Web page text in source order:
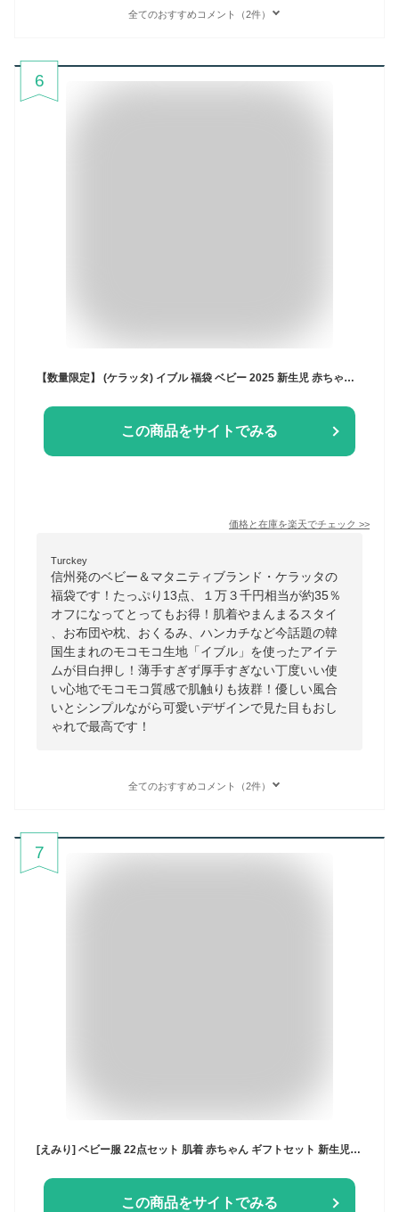
全てのおすすめコメント（2件）
6
【数量限定】 (ケラッタ) イブル 福袋 ベビー 2025 新生児 赤ちゃん 豪華13点セット クーポン付き 出産準備 抱っこ布団 ガーゼ おくるみ 沐浴ガーゼ 沐浴布 ハンカチ 肌着 ベビー枕 スタイ お食事エプロン オリジナル巾着袋 コットン100％
この商品をサイトでみる
価格と在庫を楽天でチェック >>
Turckey
信州発のベビー＆マタニティブランド・ケラッタの
福袋です！たっぷり13点、１万３千円相当が約35％
オフになってとってもお得！肌着やまんまるスタイ
、お布団や枕、おくるみ、ハンカチなど今話題の韓
国生まれのモコモコ生地「イブル」を使ったアイテ
ムが目白押し！薄手すぎず厚手すぎない丁度いい使
い心地でモコモコ質感で肌触りも抜群！優しい風合
いとシンプルながら可愛いデザインで見た目もおし
ゃれで最高です！
全てのおすすめコメント（2件）
7
[えみり] ベビー服 22点セット 肌着 赤ちゃん ギフトセット 新生児 厚手 春秋冬 柔らかい コットン ベビー用品 出産準備 ロンパース おくるみ ジャケット パンツ 帽子 よだれ掛け ソックス 枕 プレゼント (イエロー73cm)
この商品をサイトでみる